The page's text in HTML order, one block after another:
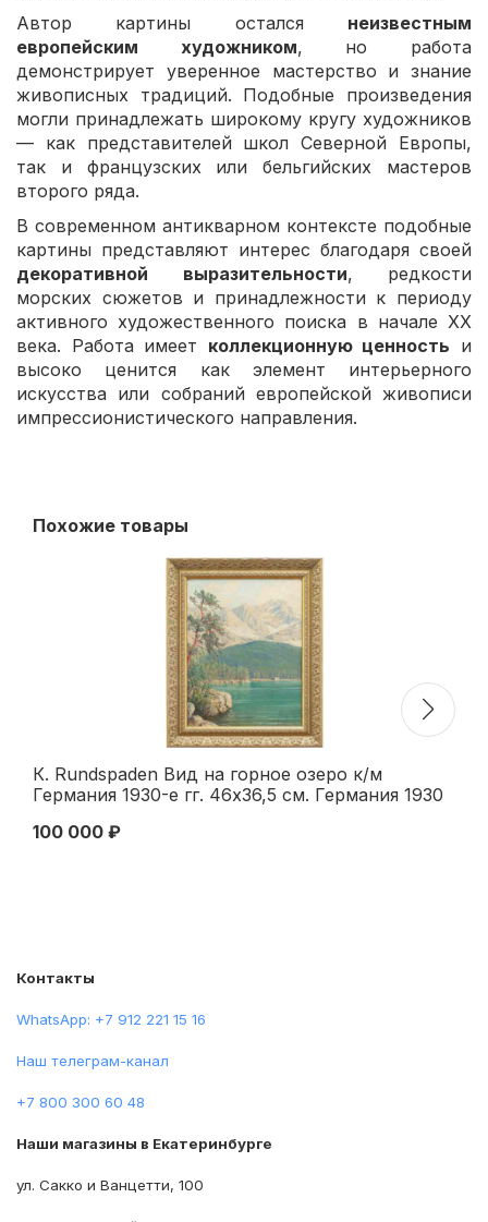
Автор картины остался неизвестным
европейским художником, но работа
демонстрирует уверенное мастерство и знание
живописных традиций. Подобные произведения
могли принадлежать широкому кругу художников
— как представителей школ Северной Европы,
так и французских или бельгийских мастеров
второго ряда.
В современном антикварном контексте подобные
картины представляют интерес благодаря своей
декоративной выразительности, редкости
морских сюжетов и принадлежности к периоду
активного художественного поиска в начале XX
века. Работа имеет коллекционную ценность и
высоко ценится как элемент интерьерного
искусства или собраний европейской живописи
импрессионистического направления.
Похожие товары
К. Rundspaden Вид на горное озеро к/м
Германия 1930-е гг. 46x36,5 см. Германия 1930
100 000 ₽
Контакты
WhatsApp: +7 912 221 15 16
Наш телеграм-канал
+7 800 300 60 48
Наши магазины в Екатеринбурге
ул. Сакко и Ванцетти, 100